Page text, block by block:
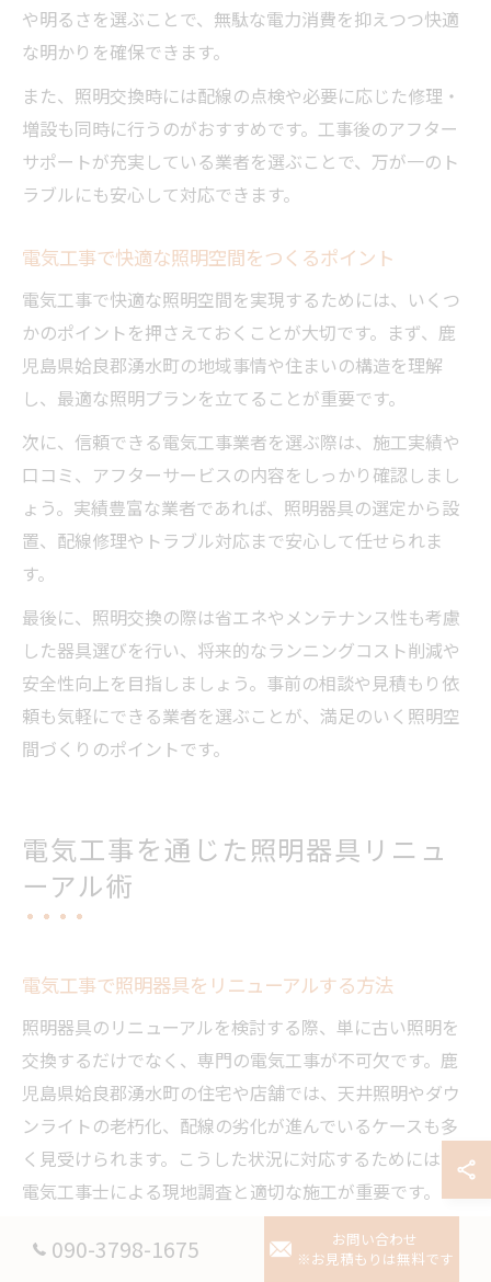
や明るさを選ぶことで、無駄な電力消費を抑えつつ快適
な明かりを確保できます。
また、照明交換時には配線の点検や必要に応じた修理・
増設も同時に行うのがおすすめです。工事後のアフター
サポートが充実している業者を選ぶことで、万が一のト
ラブルにも安心して対応できます。
電気工事で快適な照明空間をつくるポイント
電気工事で快適な照明空間を実現するためには、いくつ
かのポイントを押さえておくことが大切です。まず、鹿
児島県姶良郡湧水町の地域事情や住まいの構造を理解
し、最適な照明プランを立てることが重要です。
次に、信頼できる電気工事業者を選ぶ際は、施工実績や
口コミ、アフターサービスの内容をしっかり確認しまし
ょう。実績豊富な業者であれば、照明器具の選定から設
置、配線修理やトラブル対応まで安心して任せられま
す。
最後に、照明交換の際は省エネやメンテナンス性も考慮
した器具選びを行い、将来的なランニングコスト削減や
安全性向上を目指しましょう。事前の相談や見積もり依
頼も気軽にできる業者を選ぶことが、満足のいく照明空
間づくりのポイントです。
電気工事を通じた照明器具リニュ
ーアル術
電気工事で照明器具をリニューアルする方法
照明器具のリニューアルを検討する際、単に古い照明を
交換するだけでなく、専門の電気工事が不可欠です。鹿
児島県姶良郡湧水町の住宅や店舗では、天井照明やダウ
ンライトの老朽化、配線の劣化が進んでいるケースも多
く見受けられます。こうした状況に対応するためには、
電気工事士による現地調査と適切な施工が重要です。
実際のリニューアル手順としては、まず現場の状況確認
と照明器具の選定、次に既存照明の取り外しと配線チェ
090-3798-1675
お問い合わせ
※お見積もりは無料です